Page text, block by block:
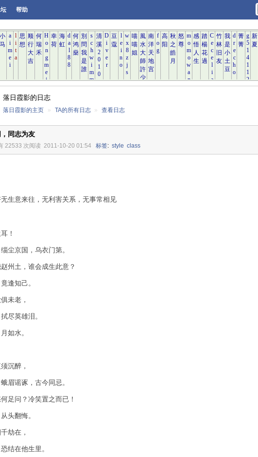
帮助
落日霞影的日志
落日霞影的主页 » TA的所有日志 » 查看日志
同志为友
22533 次阅读 2011-10-20 01:54 标签: style class
生意来往，无利害关系，无事常相见
！
尘京国，乌衣门第。
州土，谁会成生此意？
逢知己。
未老，
尽英雄泪。
如水。
沉醉，
眉谣诼，古今同忌。
足问？冷笑置之而已！
头翻悔。
劫在，
结在他生里。